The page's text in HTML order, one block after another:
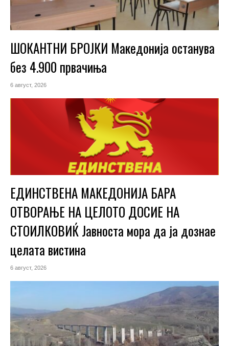
ШОКАНТНИ БРОЈКИ Македонија останува
без 4.900 првачиња
6 август, 2026
ЕДИНСТВЕНА МАКЕДОНИЈА БАРА
ОТВОРАЊЕ НА ЦЕЛОТО ДОСИЕ НА
СТОИЛКОВИЌ Јавноста мора да ја дознае
целата вистина
6 август, 2026